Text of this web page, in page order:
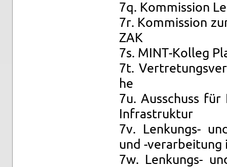
7q. Kom­mis­si­on
7r. Kom­mis­si­on
ZAK
7s. MINT-Kol­leg
7t.
he
7u. Aus­schuss
In­fra­struk­tur
7v. Len­kungs-
und -ver­ar­bei­tung
7w. Len­kungs-